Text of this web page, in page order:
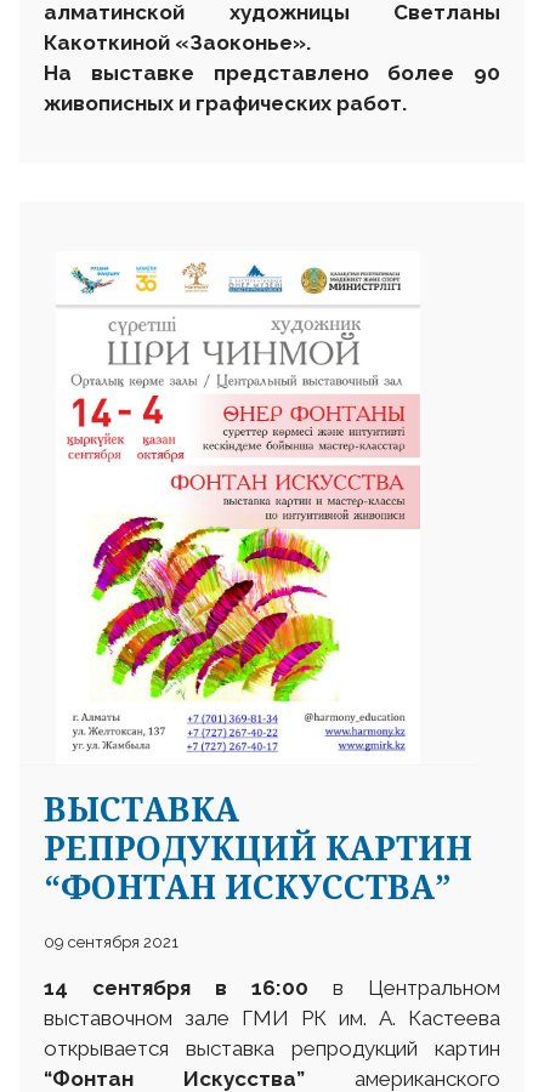
алматинской художницы Светланы
Какоткиной «Заоконье».
На выставке представлено более 90
живописных и графических работ.
ВЫСТАВКА
РЕПРОДУКЦИЙ КАРТИН
“ФОНТАН ИСКУССТВА”
09 сентября 2021
14 сентября в 16:00 в Центральном
выставочном зале ГМИ РК им. А. Кастеева
открывается выставка репродукций картин
“Фонтан Искусства” американского